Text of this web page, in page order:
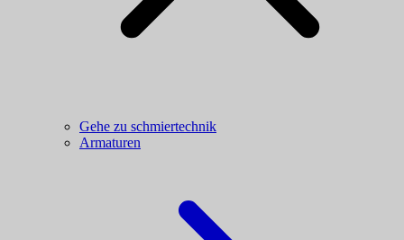
Gehe zu schmiertechnik
Armaturen